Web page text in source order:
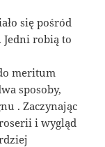
się pośród
robią to
meritum
sposoby,
. Zaczynając
i wygląd